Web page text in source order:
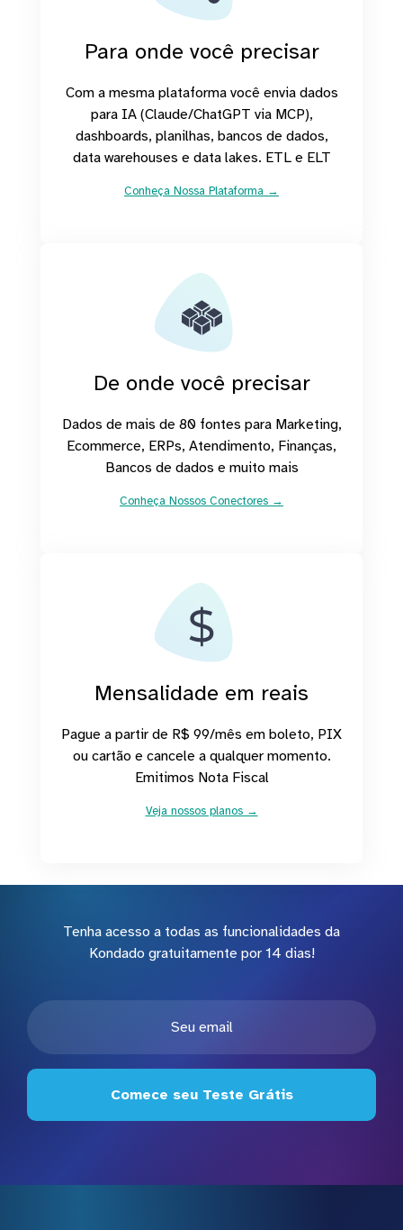
Para onde você precisar
Com a mesma plataforma você envia dados
para IA (Claude/ChatGPT via MCP),
dashboards, planilhas, bancos de dados,
data warehouses e data lakes. ETL e ELT
Conheça Nossa Plataforma →
De onde você precisar
Dados de mais de 80 fontes para Marketing,
Ecommerce, ERPs, Atendimento, Finanças,
Bancos de dados e muito mais
Conheça Nossos Conectores →
Mensalidade em reais
Pague a partir de R$ 99/mês em boleto, PIX
ou cartão e cancele a qualquer momento.
Emitimos Nota Fiscal
Veja nossos planos →
Tenha acesso a todas as funcionalidades da
Kondado gratuitamente por 14 dias!
Comece seu Teste Grátis